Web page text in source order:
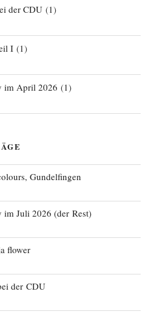
der CDU(1)
I(1)
im April 2026 (1)
Gundelfingen
im Juli 2026 (der Rest)
flower
der CDU